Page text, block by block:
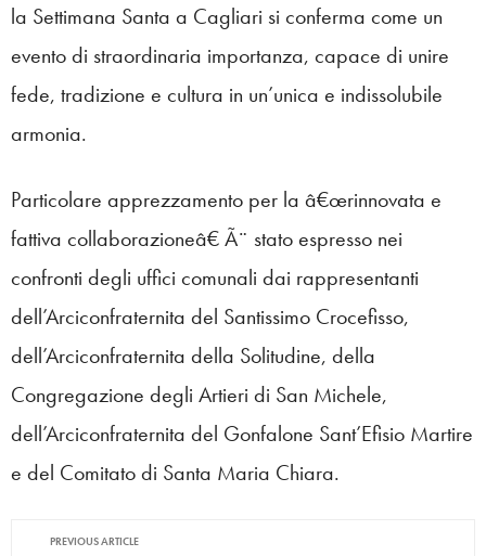
la Settimana Santa a Cagliari si conferma come un
evento di straordinaria importanza, capace di unire
fede, tradizione e cultura in un’unica e indissolubile
armonia.
Particolare apprezzamento per la â€œrinnovata e
fattiva collaborazioneâ€ Ã¨ stato espresso nei
confronti degli uffici comunali dai rappresentanti
dell’Arciconfraternita del Santissimo Crocefisso,
dell’Arciconfraternita della Solitudine, della
Congregazione degli Artieri di San Michele,
dell’Arciconfraternita del Gonfalone Sant’Efisio Martire
e del Comitato di Santa Maria Chiara.
PREVIOUS ARTICLE